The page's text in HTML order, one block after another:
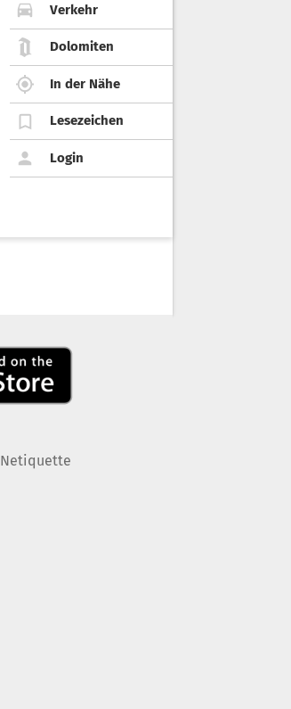
Verkehr
Dolomiten
In der Nähe
Lesezeichen
Login
Netiquette